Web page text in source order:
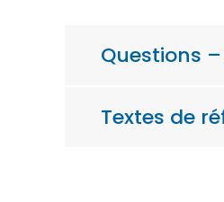
Questions
Textes de